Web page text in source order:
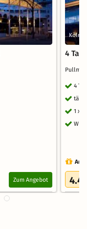
Zum Angebot
Köln,
4
4
1 x
4.4